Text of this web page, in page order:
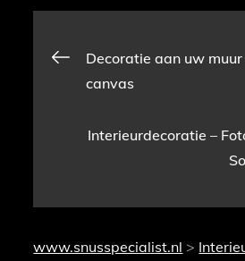
Bericht
Decoratie aan uw muur
canvas
Interieurdecoratie –
www.snusspecialist.nl >